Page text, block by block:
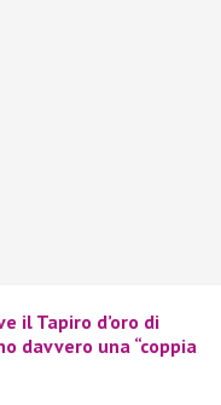
il Tapiro d’oro di
davvero una “coppia